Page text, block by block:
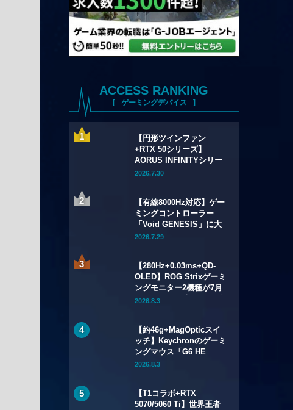
ACCESS RANKING
ゲーミングデバイス
【円形ツインファン
+RTX 50シリーズ】
AORUS INFINITYシリー
ズのグラフィックボード4
ミアムデザインを採用
2026.7.30
【有線8000Hz対応】ゲー
ミングコントローラー
「Void GENESIS」に大
型アップデートv3.00が配
ウザ化も
2026.7.29
【280Hz+0.03ms+QD-
OLED】ROG Strixゲーミ
ングモニター2機種が7月
24日（金）発売——34型
2026.8.3
【約46g+MagOpticスイ
ッチ】Keychronのゲーミ
ングマウス「G6 HE
UltraLight」が7月28日
2026.8.3
【T1コラボ+RTX
5070/5060 Ti】世界王者